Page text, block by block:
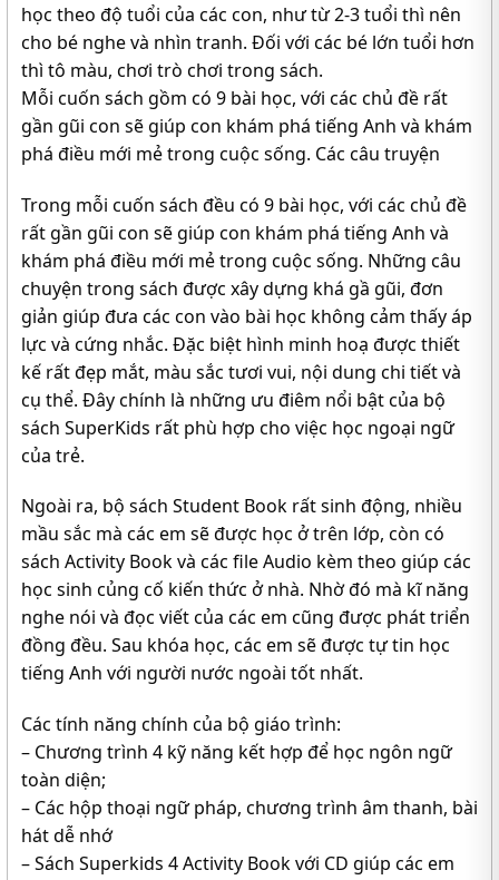
học theo độ tuổi của các con, như từ 2-3 tuổi thì nên
cho bé nghe và nhìn tranh. Đối với các bé lớn tuổi hơn
thì tô màu, chơi trò chơi trong sách.
Mỗi cuốn sách gồm có 9 bài học, với các chủ đề rất
gần gũi con sẽ giúp con khám phá tiếng Anh và khám
phá điều mới mẻ trong cuộc sống. Các câu truyện
Trong mỗi cuốn sách đều có 9 bài học, với các chủ đề
rất gần gũi con sẽ giúp con khám phá tiếng Anh và
khám phá điều mới mẻ trong cuộc sống. Những câu
chuyện trong sách được xây dựng khá gầ gũi, đơn
giản giúp đưa các con vào bài học không cảm thấy áp
lực và cứng nhắc. Đặc biệt hình minh hoạ được thiết
kế rất đẹp mắt, màu sắc tươi vui, nội dung chi tiết và
cụ thể. Đây chính là những ưu điêm nổi bật của bộ
sách SuperKids rất phù hợp cho việc học ngoại ngữ
của trẻ.
Ngoài ra, bộ sách Student Book rất sinh động, nhiều
mầu sắc mà các em sẽ được học ở trên lớp, còn có
sách Activity Book và các file Audio kèm theo giúp các
học sinh củng cố kiến thức ở nhà. Nhờ đó mà kĩ năng
nghe nói và đọc viết của các em cũng được phát triển
đồng đều. Sau khóa học, các em sẽ được tự tin học
tiếng Anh với người nước ngoài tốt nhất.
Các tính năng chính của bộ giáo trình:
– Chương trình 4 kỹ năng kết hợp để học ngôn ngữ
toàn diện;
– Các hộp thoại ngữ pháp, chương trình âm thanh, bài
hát dễ nhớ
– Sách Superkids 4 Activity Book với CD giúp các em